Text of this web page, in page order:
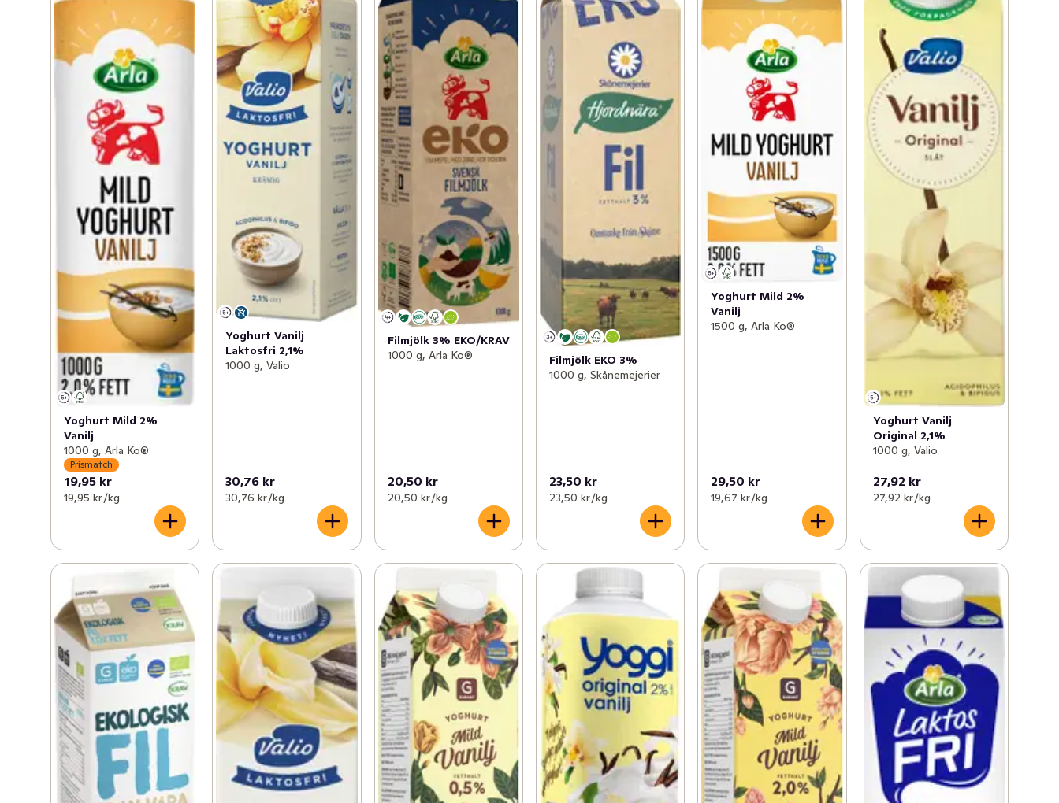
Yoghurt Mild 2%
Vanilj
1000 g, Arla Ko®
Prismatch
19,95 kr
19,95 kr /kg
Yoghurt Vanilj
Laktosfri 2,1%
1000 g, Valio
30,76 kr
30,76 kr /kg
Filmjölk 3% EKO/KRAV
1000 g, Arla Ko®
20,50 kr
20,50 kr /kg
Filmjölk EKO 3%
1000 g, Skånemejerier
23,50 kr
23,50 kr /kg
Yoghurt Mild 2%
Vanilj
1500 g, Arla Ko®
29,50 kr
19,67 kr /kg
Yoghurt Vanilj
Original 2,1%
1000 g, Valio
27,92 kr
27,92 kr /kg